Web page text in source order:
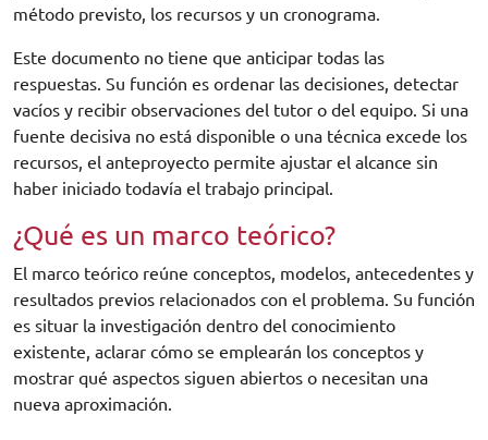
método previsto, los recursos y un cronograma.
Este documento no tiene que anticipar todas las
respuestas. Su función es ordenar las decisiones, detectar
vacíos y recibir observaciones del tutor o del equipo. Si una
fuente decisiva no está disponible o una técnica excede los
recursos, el anteproyecto permite ajustar el alcance sin
haber iniciado todavía el trabajo principal.
¿Qué es un marco teórico?
El marco teórico reúne conceptos, modelos, antecedentes y
resultados previos relacionados con el problema. Su función
es situar la investigación dentro del conocimiento
existente, aclarar cómo se emplearán los conceptos y
mostrar qué aspectos siguen abiertos o necesitan una
nueva aproximación.